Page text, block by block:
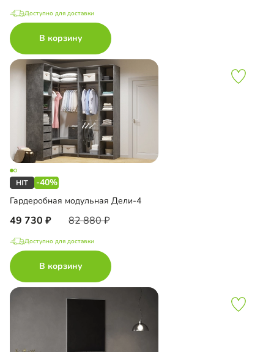
Доступно для доставки
В корзину
-40%
Гардеробная модульная Дели-4
49 730 82 880
Доступно для доставки
В корзину